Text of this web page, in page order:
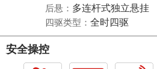
后悬： 多连杆式独立悬挂
四驱类型： 全时四驱
安全操控